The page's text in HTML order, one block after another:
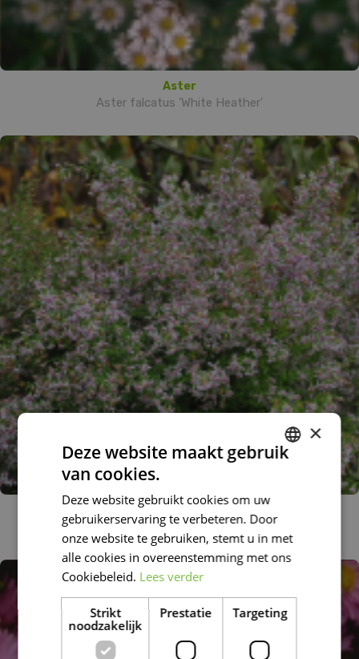
Aster
Aster falcatus 'White Heather'
Aster cordifolius 'Ideal'
×
Deze website maakt gebruik
van cookies.
Deze website gebruikt cookies om uw
gebruikerservaring te verbeteren. Door
onze website te gebruiken, stemt u in met
alle cookies in overeenstemming met ons
Cookiebeleid. Lees verder
Strikt
noodzakelijk
Prestatie Targeting